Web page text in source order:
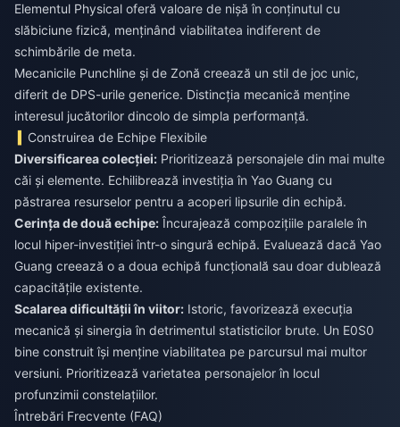
Elementul Physical oferă valoare de nișă în conținutul cu
slăbiciune fizică, menținând viabilitatea indiferent de
schimbările de meta.
Mecanicile Punchline și de Zonă creează un stil de joc unic,
diferit de DPS-urile generice. Distincția mecanică menține
interesul jucătorilor dincolo de simpla performanță.
Construirea de Echipe Flexibile
Diversificarea colecției: Prioritizează personajele din mai multe
căi și elemente. Echilibrează investiția în Yao Guang cu
păstrarea resurselor pentru a acoperi lipsurile din echipă.
Cerința de două echipe: Încurajează compozițiile paralele în
locul hiper-investiției într-o singură echipă. Evaluează dacă Yao
Guang creează o a doua echipă funcțională sau doar dublează
capacitățile existente.
Scalarea dificultății în viitor: Istoric, favorizează execuția
mecanică și sinergia în detrimentul statisticilor brute. Un E0S0
bine construit își menține viabilitatea pe parcursul mai multor
versiuni. Prioritizează varietatea personajelor în locul
profunzimii constelațiilor.
Întrebări Frecvente (FAQ)